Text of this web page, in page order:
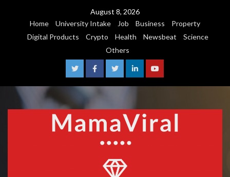
August 8, 2026
Home
University Intake Job Business
Property
Digital Products
Crypto Health Newsbeat
Science
Others